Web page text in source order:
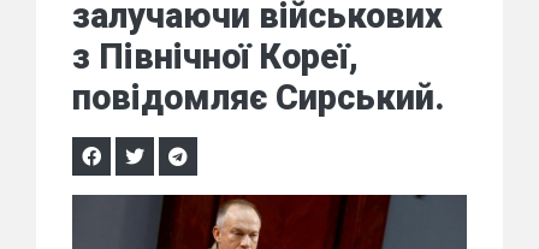
залучаючи військових
з Північної Кореї,
повідомляє Сирський.